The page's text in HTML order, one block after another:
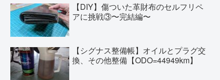
【DIY】傷ついた革財布のセルフリペ
アに挑戦③〜完結編〜
【シグナス整備帳】オイルとプラグ交
換、その他整備【ODO=44949km】